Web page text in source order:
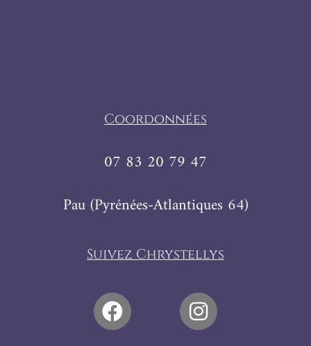
Coordonnées
07 83 20 79 47
Pau (Pyrénées-Atlantiques 64)
Suivez Chrystellys